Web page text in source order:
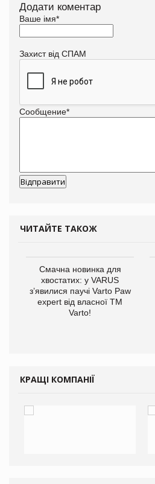
Додати коментар
Ваше імя*
Захист від СПАМ
Сообщение*
ЧИТАЙТЕ ТАКОЖ
Смачна новинка для
хвостатих: у VARUS
з’явилися паучі Varto Paw
expert від власної ТМ
Varto!
КРАЩІ КОМПАНІЇ